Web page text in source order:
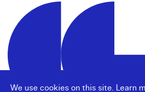
We use cookies on this site. Learn